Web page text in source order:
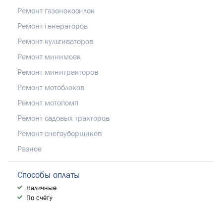
Ремонт газонокосилок
Ремонт генераторов
Ремонт культиваторов
Ремонт минимоек
Ремонт минитракторов
Ремонт мотоблоков
Ремонт мотопомп
Ремонт садовых тракторов
Ремонт снегоуборщиков
Разное
Способы оплаты
Наличные
По счёту